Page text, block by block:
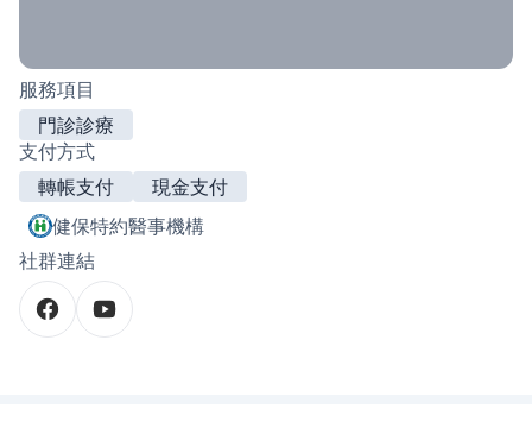
服務項目
門診診療
支付方式
轉帳支付
現金支付
健保特約醫事機構
社群連結